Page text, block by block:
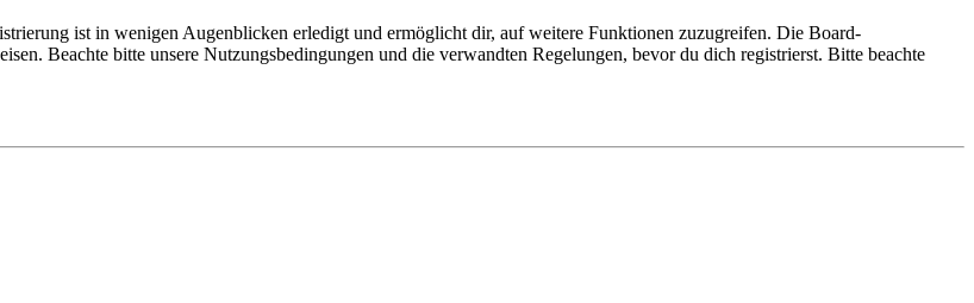
ist in wenigen Augenblicken erledigt und ermöglicht dir, auf weitere Funktionen zuzugreifen. Die Board-
Beachte bitte unsere Nutzungsbedingungen und die verwandten Regelungen, bevor du dich registrierst. Bitte beachte